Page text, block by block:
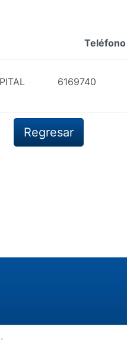
Teléfono
6169740
Regresar